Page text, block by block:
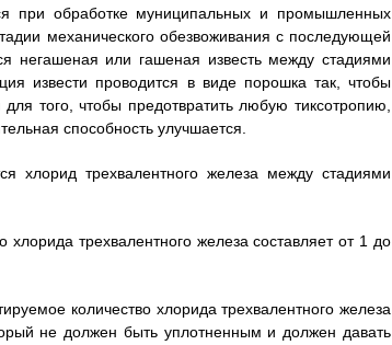
при обработке муниципальных и промышленных
механического обезвоживания с последующей
негашеная или гашеная известь между стадиями
извести проводится в виде порошка так, чтобы
того, чтобы предотвратить любую тиксотропию,
способность улучшается.
хлорид трехвалентного железа между стадиями
трехвалентного железа составляет от 1 до
количество хлорида трехвалентного железа
не должен быть уплотненным и должен давать